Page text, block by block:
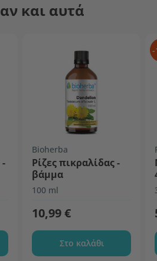
και αυτά
Bioherba
Ρίζες πικραλίδας -
βάμμα
100 ml
10,99 €
Στο καλάθι
-